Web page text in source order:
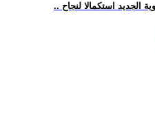
الجديد استكمالا لنجاح